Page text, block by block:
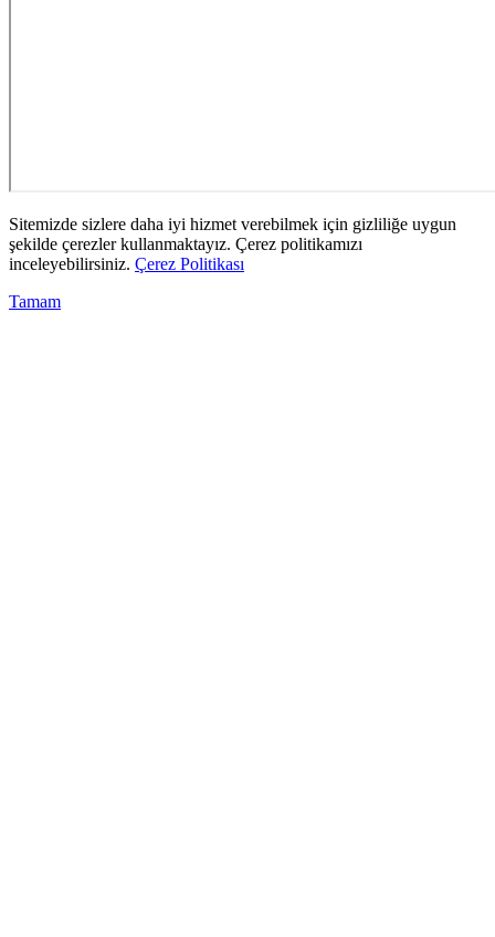
Sitemizde sizlere daha iyi hizmet verebilmek için gizliliğe uygun
şekilde çerezler kullanmaktayız. Çerez politikamızı
inceleyebilirsiniz. Çerez Politikası
Tamam